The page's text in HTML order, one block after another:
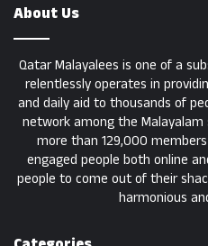
About Us
Qatar Malayalees is one of a
relentlessly operates in
and daily aid to thousands of
network among the
more than 129,000
engaged people both online
people to come out of their
harmonious